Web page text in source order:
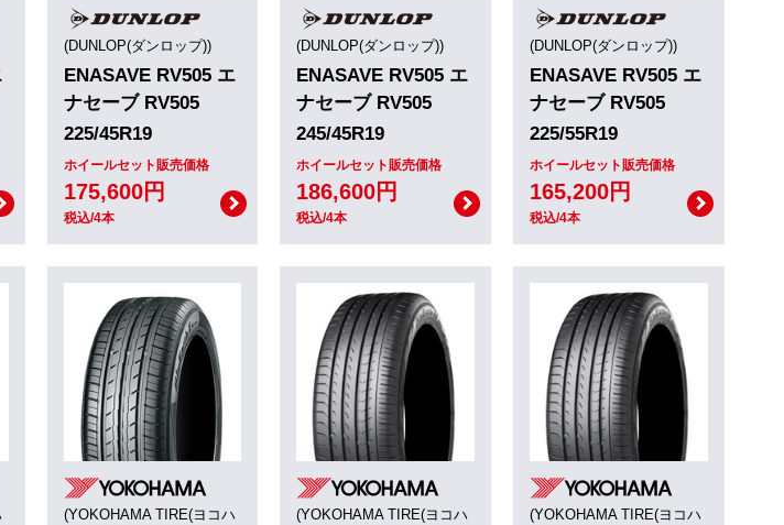
(DUNLOP(ダンロップ))
ENASAVE RV505 エ
ナセーブ RV505
225/45R19
ホイールセット販売価格
175,600円
税込/4本
(DUNLOP(ダンロップ))
ENASAVE RV505 エ
ナセーブ RV505
245/45R19
ホイールセット販売価格
186,600円
税込/4本
(DUNLOP(ダンロップ))
ENASAVE RV505 エ
ナセーブ RV505
225/55R19
ホイールセット販売価格
165,200円
税込/4本
(YOKOHAMA TIRE(ヨコハ
(YOKOHAMA TIRE(ヨコハ
(YOKOHAMA TIRE(ヨコハ